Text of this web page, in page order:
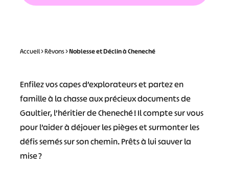
Accueil>Rêvons>Noblesse et Déclin à Cheneché
Enfilez vos capes d’explorateurs et partez en
famille à la chasse aux précieux documents de
Gaultier, l’héritier de Cheneché ! Il compte sur vous
pour l’aider à déjouer les pièges et surmonter les
défis semés sur son chemin. Prêts à lui sauver la
mise ?